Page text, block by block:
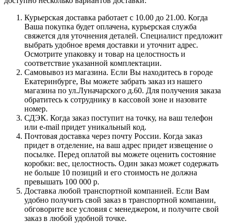
Курьерская доставка работает с 10.00 до 21.00. Когда
Ваша покупка будет оплачена, курьерская служба
свяжется для уточнения деталей. Специалист предложит
выбрать удобное время доставки и уточнит адрес.
Осмотрите упаковку и товар на целостность и
соответствие указанной комплектации.
Самовывоз из магазина. Если Вы находитесь в городе
Екатеринбурге, Вы можете забрать заказ из нашего
магазина по ул.Луначарского д.60. Для получения заказа
обратитесь к сотруднику в кассовой зоне и назовите
номер.
СДЭК. Когда заказ поступит на точку, на ваш телефон
или e-mail придет уникальный код.
Почтовая доставка через почту России. Когда заказ
придет в отделение, на ваш адрес придет извещение о
посылке. Перед оплатой вы можете оценить состояние
коробки: вес, целостность. Один заказ может содержать
не больше 10 позиций и его стоимость не должна
превышать 100 000 р.
Доставка любой транспортной компанией. Если Вам
удобно получить свой заказ в транспортной компании,
обговорите все условия с менеджером, и получите свой
заказ в любой удобной точке.